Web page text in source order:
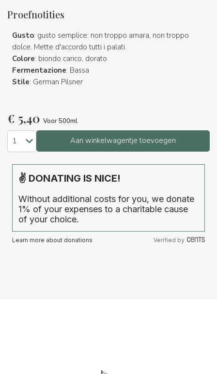
Proefnotities
Gusto: gusto semplice: non troppo amara, non troppo
dolce. Mette d'accordo tutti i palati.
Colore: biondo carico, dorato
Fermentazione: Bassa
Stile: German Pilsner
€ 5,40 Voor 500ml
Aan winkelwagentje toevoegen
✌ DONATING IS NICE!
Without additional costs for you, we donate
1% of your expenses to a charitable cause
of your choice.
Learn more about donations Verified by